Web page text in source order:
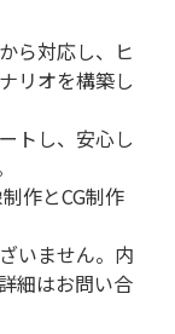
ら対応し、ヒ
リオを構築し
トし、安心し
作とCG制作
いません。内
細はお問い合